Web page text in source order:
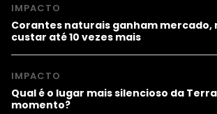
IMPACTO
Corantes naturais ganham mercado,
custar até 10 vezes mais
IMPACTO
Qual é o lugar mais silencioso da
momento?